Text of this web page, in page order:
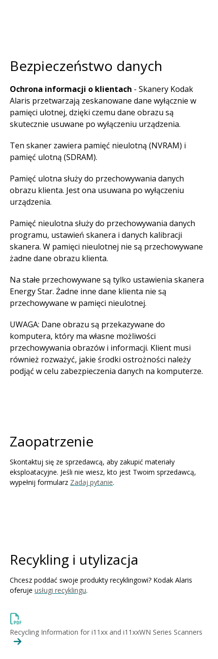
Bezpieczeństwo danych
Ochrona informacji o klientach - Skanery Kodak
Alaris przetwarzają zeskanowane dane wyłącznie w
pamięci ulotnej, dzięki czemu dane obrazu są
skutecznie usuwane po wyłączeniu urządzenia.
Ten skaner zawiera pamięć nieulotną (NVRAM) i
pamięć ulotną (SDRAM).
Pamięć ulotna służy do przechowywania danych
obrazu klienta. Jest ona usuwana po wyłączeniu
urządzenia.
Pamięć nieulotna służy do przechowywania danych
programu, ustawień skanera i danych kalibracji
skanera. W pamięci nieulotnej nie są przechowywane
żadne dane obrazu klienta.
Na stałe przechowywane są tylko ustawienia skanera
Energy Star. Żadne inne dane klienta nie są
przechowywane w pamięci nieulotnej.
UWAGA: Dane obrazu są przekazywane do
komputera, który ma własne możliwości
przechowywania obrazów i informacji. Klient musi
również rozważyć, jakie środki ostrożności należy
podjąć w celu zabezpieczenia danych na komputerze.
Zaopatrzenie
Skontaktuj się ze sprzedawcą, aby zakupić materiały
eksploatacyjne. Jeśli nie wiesz, kto jest Twoim sprzedawcą,
wypełnij formularz Zadaj pytanie.
Recykling i utylizacja
Chcesz poddać swoje produkty recyklingowi? Kodak Alaris
oferuje usługi recyklingu.
Recycling Information for i11xx and i11xxWN Series Scanners